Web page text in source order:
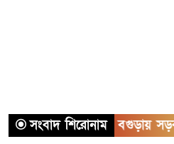
সংবাদ শিরোনাম
সিলেট ও বগুড়ায় সড়ক